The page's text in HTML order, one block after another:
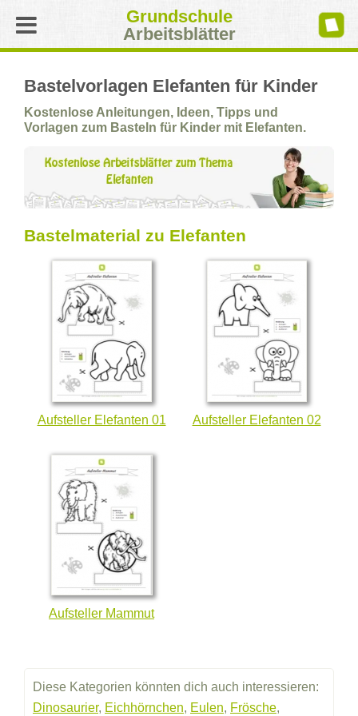
Grundschule
Arbeitsblätter
Bastelvorlagen Elefanten für Kinder
Kostenlose Anleitungen, Ideen, Tipps und
Vorlagen zum Basteln für Kinder mit Elefanten.
Bastelmaterial zu Elefanten
Aufsteller Elefanten 01 Aufsteller Elefanten 02
Aufsteller Mammut
Diese Kategorien könnten dich auch interessieren:
Dinosaurier, Eichhörnchen, Eulen, Frösche,